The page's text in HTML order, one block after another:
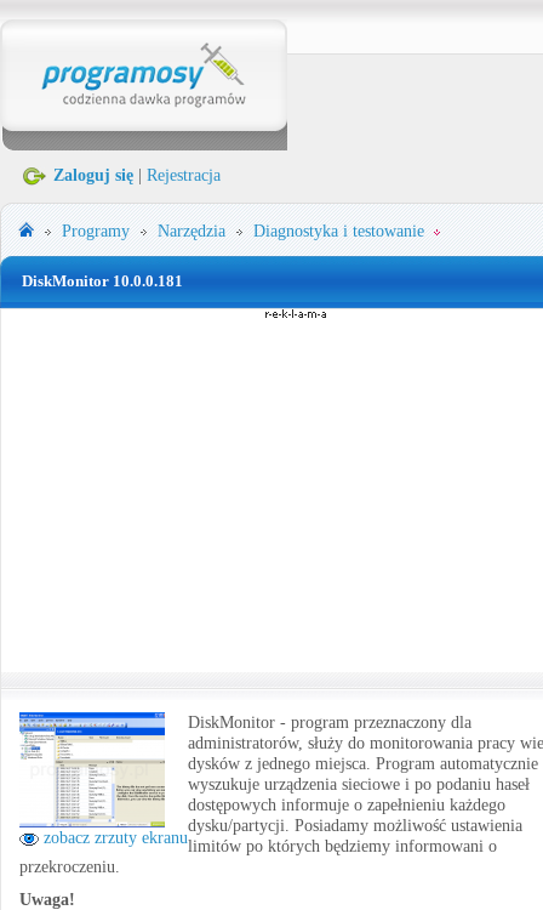
Zaloguj się Rejestracja
Programy Narzędzia Diagnostyka i testowanie
DiskMonitor 10.0.0.181
zobacz zrzuty ekranu
DiskMonitor - program przeznaczony dla
administratorów, służy do monitorowania pracy
dysków z jednego miejsca. Program automatycznie
wyszukuje urządzenia sieciowe i po podaniu haseł
dostępowych informuje o zapełnieniu każdego
dysku/partycji. Posiadamy możliwość ustawienia
limitów po których będziemy informowani o
przekroczeniu.
Uwaga!